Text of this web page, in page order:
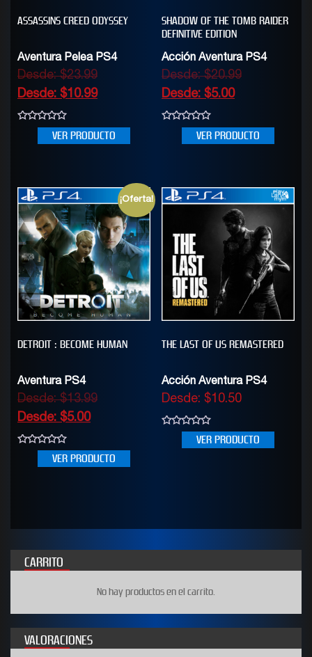
ASSASSINS CREED ODYSSEY
Aventura Pelea PS4
Desde:$23.99
Desde: $10.99
VER PRODUCTO
SHADOW OF THE TOMB RAIDER
DEFINITIVE EDITION
Acción Aventura PS4
Desde:$20.99
Desde: $5.00
VER PRODUCTO
¡Oferta!
DETROIT : BECOME HUMAN
Aventura PS4
Desde:$13.99
Desde: $5.00
VER PRODUCTO
THE LAST OF US REMASTERED
Acción Aventura PS4
Desde: $10.50
VER PRODUCTO
CARRITO
No hay productos en el carrito.
VALORACIONES